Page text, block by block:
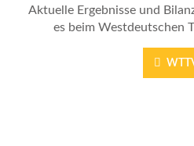
Aktuelle Ergebnisse und
es beim Westdeutschen